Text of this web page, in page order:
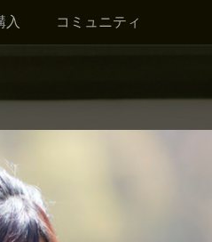
入 コミュニティ